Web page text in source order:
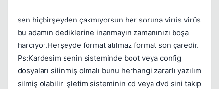
sen hiçbirşeyden çakmıyorsun her soruna virüs virüs
bu adamın dediklerine inanmayın zamanınızı boşa
harcıyor.Herşeyde format atılmaz format son çaredir.
Ps:Kardesim senin sisteminde boot veya config
dosyaları silinmiş olmalı bunu herhangi zararlı yazılım
silmiş olabilir işletim sisteminin cd veya dvd sini takıp